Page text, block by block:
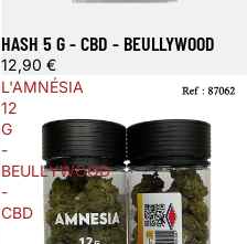
HASH 5 G - CBD - BEULLYWOOD
12,90 €
L'AMNÉSIA
12
G
-
BEULLYWOOD
-
CBD